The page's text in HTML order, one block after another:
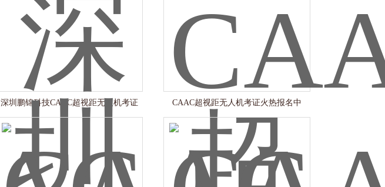
深圳鹏锦科技CAAC超视距无人机考证 CAAC超视距无人机考证火热报名中